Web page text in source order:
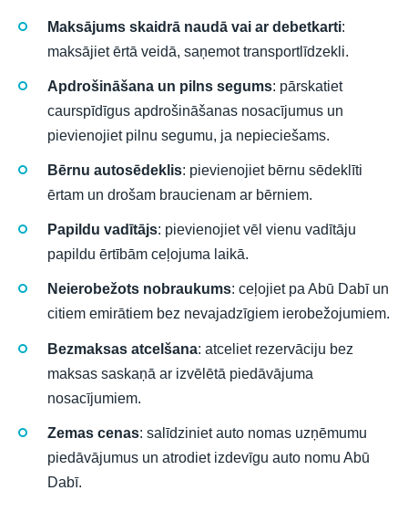
Maksājums skaidrā naudā vai ar debetkarti:
maksājiet ērtā veidā, saņemot transportlīdzekli.
Apdrošināšana un pilns segums: pārskatiet
caurspīdīgus apdrošināšanas nosacījumus un
pievienojiet pilnu segumu, ja nepieciešams.
Bērnu autosēdeklis: pievienojiet bērnu sēdeklīti
ērtam un drošam braucienam ar bērniem.
Papildu vadītājs: pievienojiet vēl vienu vadītāju
papildu ērtībām ceļojuma laikā.
Neierobežots nobraukums: ceļojiet pa Abū Dabī un
citiem emirātiem bez nevajadzīgiem ierobežojumiem.
Bezmaksas atcelšana: atceliet rezervāciju bez
maksas saskaņā ar izvēlētā piedāvājuma
nosacījumiem.
Zemas cenas: salīdziniet auto nomas uzņēmumu
piedāvājumus un atrodiet izdevīgu auto nomu Abū
Dabī.